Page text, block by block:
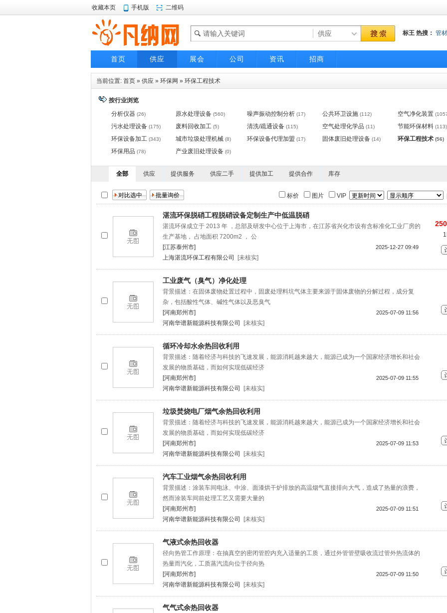
收藏本页 手机版 二维码
标王 热搜： 管材
首页 供应 展会 公司 资讯 招商
当前位置: 首页 » 供应 » 环保网 » 环保工程技术
按行业浏览
分析仪器 (26) 原水处理设备 (560) 噪声振动控制分析 (17) 公共环卫设施 (112) 空气净化装置
污水处理设备 (175) 废料回收加工 (5) 清洗/疏通设备 (115) 空气处理化学品 (11) 节能环保材料 (113)
环保设备加工 (343) 城市垃圾处理机械 (8) 环保设备代理加盟 (17) 固体废旧处理设备 (14) 环保工程技术 (56)
环保用品 (78) 产业废旧处理设备 (0)
全部 供应 提供服务 供应二手 提供加工 提供合作 库存
标价 图片 VIP
湛流环保脱硝工程脱硝设备定制生产中低温脱硝
湛流环保成立于 2013 年 ，总部及研发中心位于上海市，在江苏省兴化市设有含标准化工业厂房的
生产基地， 占地面积 7200m2 ， 公
2025-12-27 09:49
[江苏泰州市]
上海湛流环保工程有限公司
[未核实]
工业废气（臭气）净化处理
背景描述：在固体废物处置过程中，固废处理料坑气体主要来源于固体废物的分解过程，成分复
杂，包括酸性气体、碱性气体以及恶臭气
2025-07-09 11:56
[河南郑州市]
河南华谱新能源科技有限公司
[未核实]
循环冷却水余热回收利用
背景描述：随着经济与科技的飞速发展，能源消耗越来越大，能源已成为一个国家经济增长和社会
发展的物质基础，而如何实现低碳经济
2025-07-09 11:55
[河南郑州市]
河南华谱新能源科技有限公司
[未核实]
垃圾焚烧电厂烟气余热回收利用
背景描述：随着经济与科技的飞速发展，能源消耗越来越大，能源已成为一个国家经济增长和社会
发展的物质基础，而如何实现低碳经济
2025-07-09 11:53
[河南郑州市]
河南华谱新能源科技有限公司
[未核实]
汽车工业烟气余热回收利用
背景描述：涂装车间电泳、中涂、面漆烘干炉排放的高温烟气直接排向大气，造成了热量的浪费，
然而涂装车间前处理工艺又需要大量的
2025-07-09 11:51
[河南郑州市]
河南华谱新能源科技有限公司
[未核实]
气液式余热回收器
径向热管工作原理：在抽真空的密闭管腔内充入适量的工质，通过外管管壁吸收流过管外热流体的
热量而汽化，工质蒸汽流向位于径向热
2025-07-09 11:50
[河南郑州市]
河南华谱新能源科技有限公司
[未核实]
气气式余热回收器